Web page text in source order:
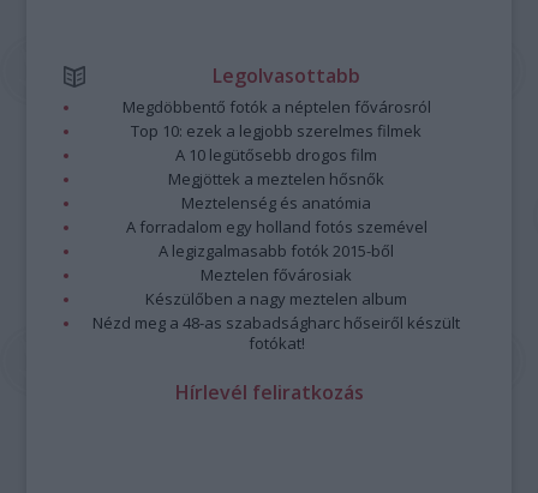
Legolvasottabb
Megdöbbentő fotók a néptelen fővárosról
Top 10: ezek a legjobb szerelmes filmek
A 10 legütősebb drogos film
Megjöttek a meztelen hősnők
Meztelenség és anatómia
A forradalom egy holland fotós szemével
A legizgalmasabb fotók 2015-ből
Meztelen fővárosiak
Készülőben a nagy meztelen album
Nézd meg a 48-as szabadságharc hőseiről készült
fotókat!
Hírlevél feliratkozás